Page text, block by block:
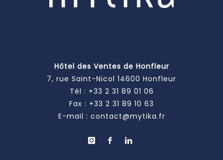
Hôtel des Ventes de Honfleur
7, rue Saint-Nicol 14600 Honfleur
Tél : +33 2 31 89 01 06
Fax : +33 2 31 89 10 63
E-mail : contact@mytika.fr